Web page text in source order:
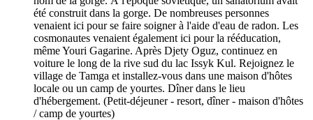
été construit dans la gorge. De nombreuses personnes
venaient ici pour se faire soigner à l'aide d'eau de radon. Les
cosmonautes venaient également ici pour la rééducation,
même Youri Gagarine. Après Djety Oguz, continuez en
voiture le long de la rive sud du lac Issyk Kul. Rejoignez le
village de Tamga et installez-vous dans une maison d'hôtes
locale ou un camp de yourtes. Dîner dans le lieu
d'hébergement. (Petit-déjeuner - resort, dîner - maison d'hôtes
/ camp de yourtes)